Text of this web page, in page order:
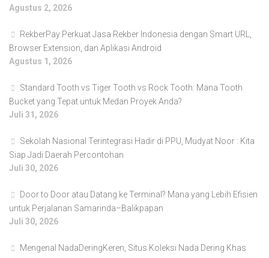
Agustus 2, 2026
RekberPay Perkuat Jasa Rekber Indonesia dengan Smart URL,
Browser Extension, dan Aplikasi Android
Agustus 1, 2026
Standard Tooth vs Tiger Tooth vs Rock Tooth: Mana Tooth
Bucket yang Tepat untuk Medan Proyek Anda?
Juli 31, 2026
Sekolah Nasional Terintegrasi Hadir di PPU, Mudyat Noor : Kita
Siap Jadi Daerah Percontohan
Juli 30, 2026
Door to Door atau Datang ke Terminal? Mana yang Lebih Efisien
untuk Perjalanan Samarinda–Balikpapan
Juli 30, 2026
Mengenal NadaDeringKeren, Situs Koleksi Nada Dering Khas